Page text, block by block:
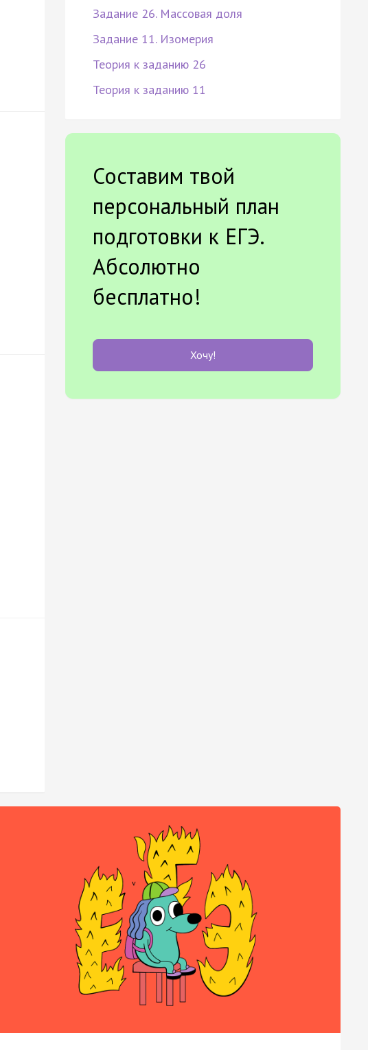
Задание 26. Массовая доля
Задание 11. Изомерия
Теория к заданию 26
Теория к заданию 11
Составим твой
персональный план
подготовки к ЕГЭ.
Абсолютно
бесплатно!
Хочу!